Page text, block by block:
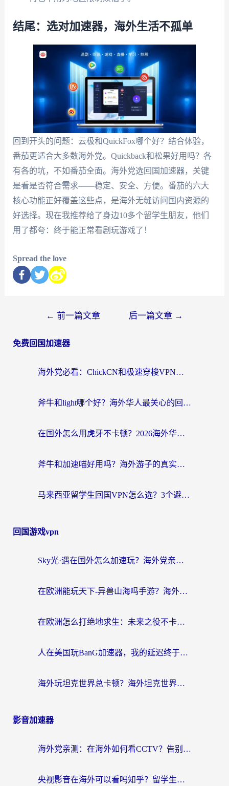
结尾：选对加速器，海外生活不孤单
回到开头的问题：云极和QuickFox哪个好？结合体验，
番茄更适合大多数海外党。Quickback和松果好用吗？各
有各的坑，不如番茄全面。海外党选回国加速器，关键
是看是否符合需求——稳定、安全、方便。番茄的六大
核心功能正好覆盖这些点，是海外无缝访问国内资源的
好选择。现在我推荐给了身边10多个留学生朋友，他们
用了都夸：终于能正常看剧玩游戏了！
Spread the love
← 前一篇文章 后一篇文章 →
免费回国加速器
海外党必看：ChickCN和极速穿梭VPN好用吗？3招教你选对回国加速器无缝刷国内资源
斧牛和light哪个好？海外华人最关心的回国加速器选择难题，一篇讲透
在国外怎么用虎牙不卡顿？2026海外华人亲测有效的回国加速器选择指南
斧牛和加速喵好用吗？海外游子的真实选择困境
马来西亚留学生回国VPN怎么选？3个避坑点+1款实测好用的加速器推荐
回国游戏vpn
Sky光·遇在国外怎么加速玩？海外党亲测有效的国服游戏加速指南
在欧洲能玩天下-异兽山海吗手游？海外玩家的加速器生存指南
在欧洲怎么打绝地求生：未来之役不卡？留学生亲测的加速器避坑指南
人在美国玩BanG加速器，我的延迟终于绿了
海外玩坦克世界总卡顿？海外坦克世界加速器有哪些？实测好用的选择在这里
影音加速器
海外党亲测：在海外如何看CCTV？告别“仅限大陆播放”的实用指南
央视影音在海外可以看吗知乎？留学生亲测：3步解决地域限制+追剧自由